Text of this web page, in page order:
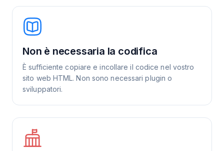
Non è necessaria la codifica
È sufficiente copiare e incollare il codice nel vostro
sito web HTML. Non sono necessari plugin o
sviluppatori.